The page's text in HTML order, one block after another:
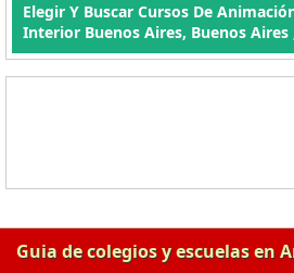
Elegir Y Buscar Cursos De
Interior Buenos Aires, Buenos
Guia de colegios y escuelas en